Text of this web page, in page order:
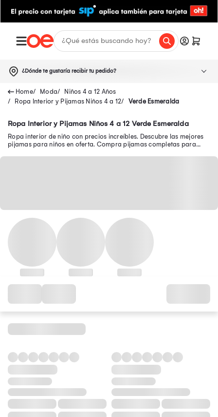
¿Dónde te gustaría recibir tu pedido?
Moda
Niños 4 a 12 Años
Ropa Interior y Pijamas Niños 4 a 12
Verde Esmeralda
Ropa Interior y Pijamas Niños 4 a 12 Verde Esmeralda
Ropa interior de niño con precios increíbles. Descubre las mejores
pijamas para niños en oferta. Compra pijamas completas para